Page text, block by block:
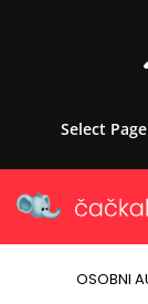
Select Page